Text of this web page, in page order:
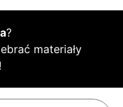
?
materiały